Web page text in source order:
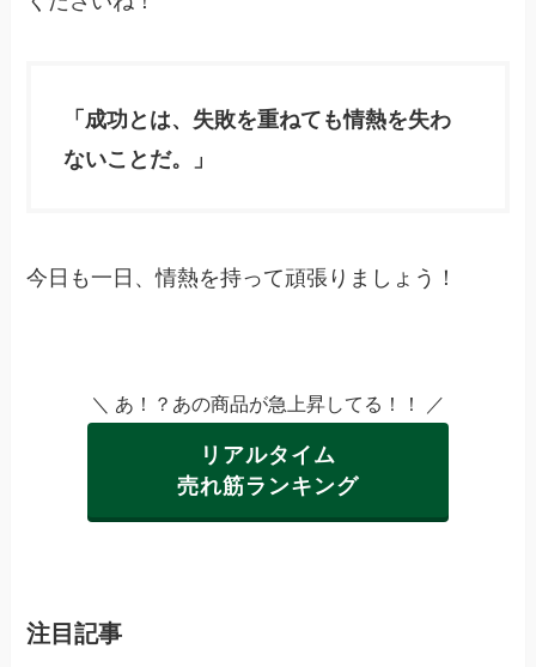
「成功とは、失敗を重ねても情熱を失わ
ないことだ。」
今日も一日、情熱を持って頑張りましょう！
＼ あ！？あの商品が急上昇してる！！ ／
リアルタイム
売れ筋ランキング
注目記事